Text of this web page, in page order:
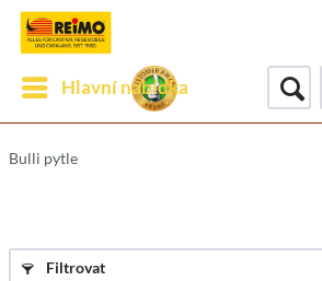
Hlavní nabídka
Bulli pytle
Filtrovat